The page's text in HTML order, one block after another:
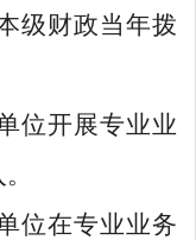
级财政当年拨
位开展专业业
位在专业业务